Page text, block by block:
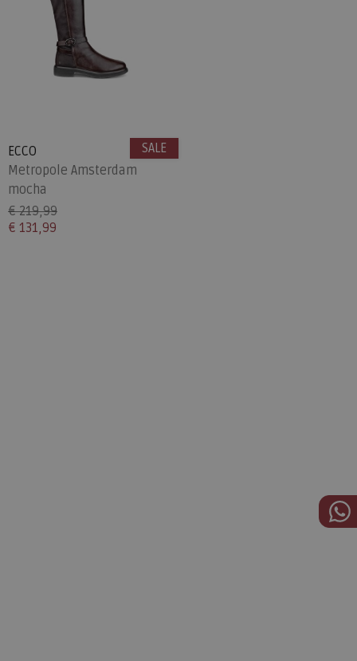
ECCO
Metropole Amsterdam
mocha
€ 219,99
€ 131,99
SALE